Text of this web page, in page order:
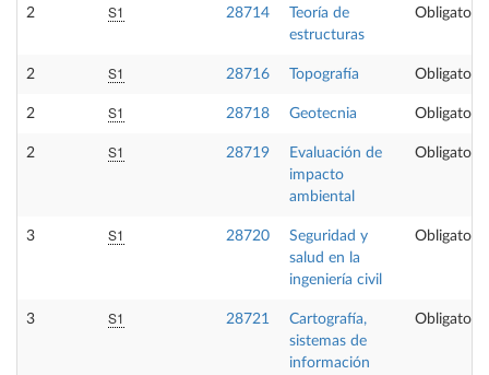
2 S1 28714
Teoría de
estructuras
Obligatoria
2 S1 28716 Topografía Obligatoria
2 S1 28718 Geotecnia Obligatoria
2 S1 28719
Evaluación de
impacto
ambiental
Obligatoria
3 S1 28720
Seguridad y
salud en la
ingeniería civil
Obligatoria
3 S1 28721
Cartografía,
sistemas de
información
Obligatoria